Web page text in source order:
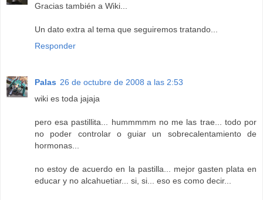
Gracias también a Wiki...
Un dato extra al tema que seguiremos tratando...
Responder
Palas 26 de octubre de 2008 a las 2:53
wiki es toda jajaja
pero esa pastillita... hummmmm no me las trae... todo por
no poder controlar o guiar un sobrecalentamiento de
hormonas...
no estoy de acuerdo en la pastilla... mejor gasten plata en
educar y no alcahuetiar... si, si... eso es como decir...